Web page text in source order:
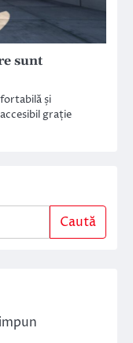
sunt
și
grație
Caută